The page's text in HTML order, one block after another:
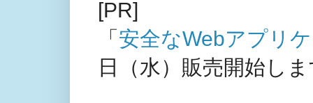
[PR]
「 安全なWebアプリ
日（水）販売開始し